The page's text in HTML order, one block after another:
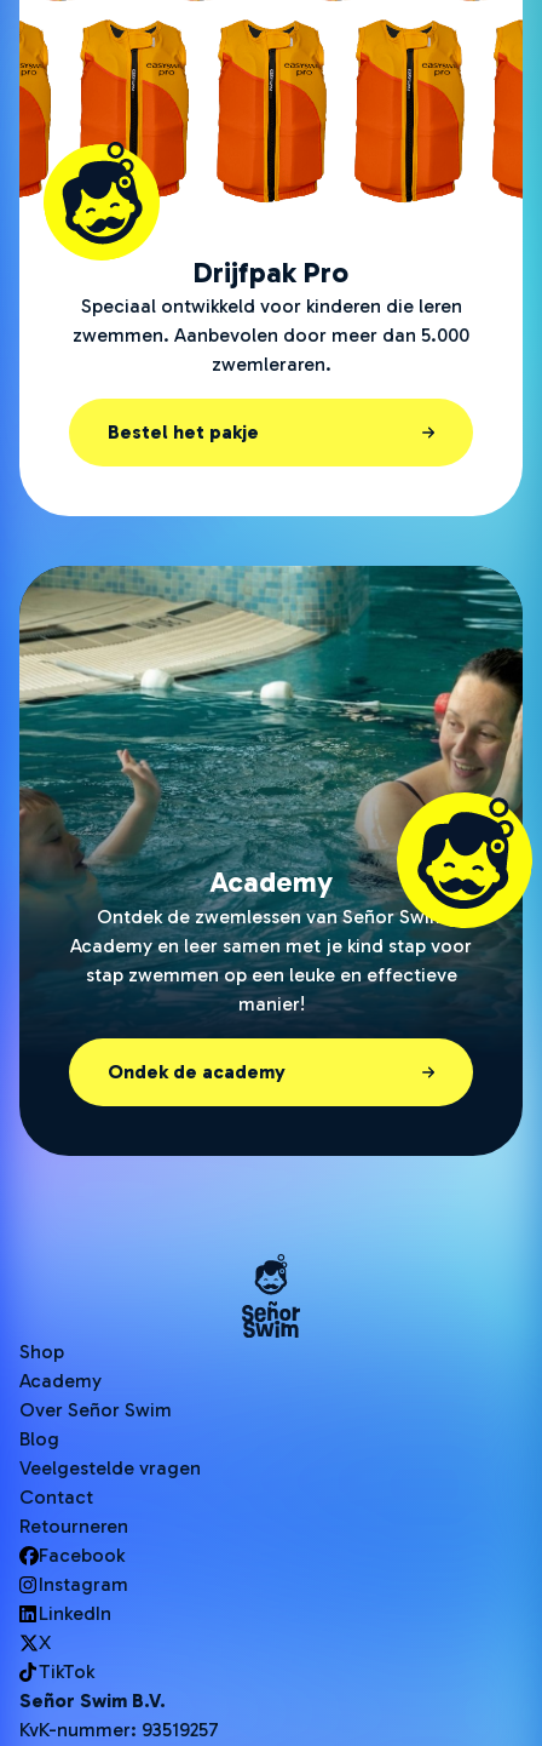
Drijfpak Pro
Speciaal ontwikkeld voor kinderen die leren
zwemmen. Aanbevolen door meer dan 5.000
zwemleraren.
Bestel het pakje
Academy
Ontdek de zwemlessen van Señor Swim
Academy en leer samen met je kind stap voor
stap zwemmen op een leuke en effectieve
manier!
Ondek de academy
Shop
Academy
Over Señor Swim
Blog
Veelgestelde vragen
Contact
Retourneren
Facebook
Instagram
LinkedIn
X
TikTok
Señor Swim B.V.
KvK-nummer: 93519257